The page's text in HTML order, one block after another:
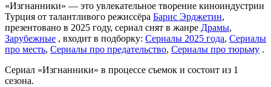
«Изгнанники» — это увлекательное творение киноиндустрии
Турция от талантливого режиссёра Барис Эрджетин,
презентовано в 2025 году, сериал снят в жанре Драмы,
Зарубежные , входит в подборку: Сериалы 2025 года, Сериалы
про месть, Сериалы про предательство, Сериалы про тюрьму .
Сериал «Изгнанники» в процессе съемок и состоит из 1
сезона.